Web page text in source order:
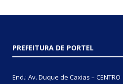
PREFEITURA DE PORTEL
End.: Av. Duque de Caxias – CENTRO